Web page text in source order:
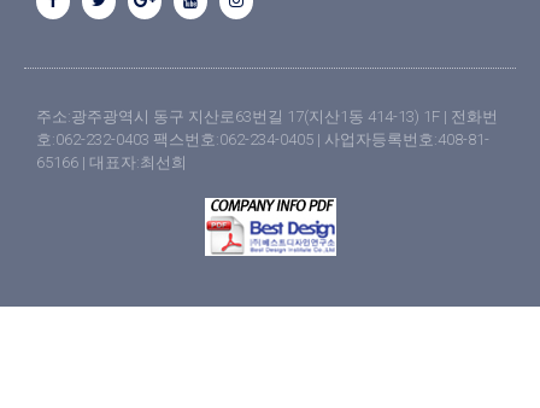
주소:광주광역시 동구 지산로63번길 17(지산1동 414-13) 1F | 전화번
호:062-232-0403 팩스번호:062-234-0405 | 사업자등록번호:408-81-
65166 | 대표자:최선희